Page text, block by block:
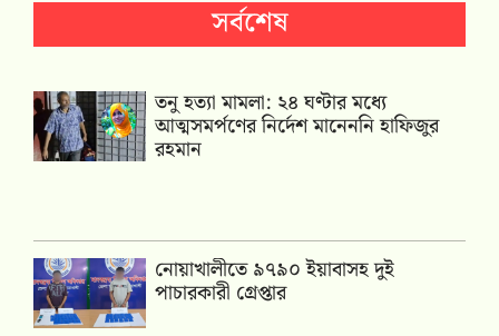
সর্বশেষ
তনু হত্যা মামলা: ২৪ ঘণ্টার মধ্যে
আত্মসমর্পণের নির্দেশ মানেননি হাফিজুর
রহমান
নোয়াখালীতে ৯৭৯০ ইয়াবাসহ দুই
পাচারকারী গ্রেপ্তার